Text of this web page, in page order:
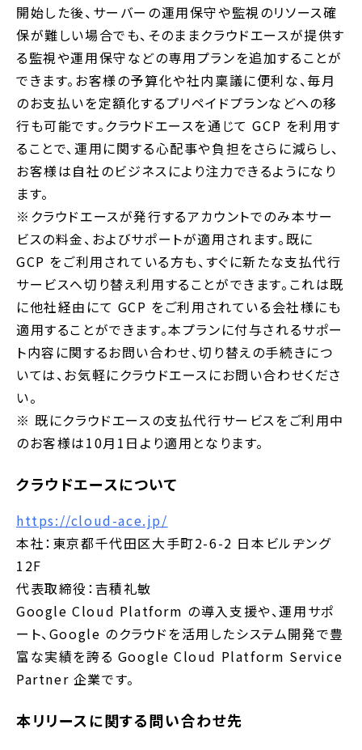
開始した後、サーバーの運用保守や監視のリソース確
保が難しい場合でも、そのままクラウドエースが提供す
る監視や運用保守などの専用プランを追加することが
できます。お客様の予算化や社内稟議に便利な、毎月
のお支払いを定額化するプリペイドプランなどへの移
行も可能です。クラウドエースを通じて GCP を利用す
ることで、運用に関する心配事や負担をさらに減らし、
お客様は自社のビジネスにより注力できるようになり
ます。
※クラウドエースが発行するアカウントでのみ本サー
ビスの料金、およびサポートが適用されます。既に
GCP をご利用されている方も、すぐに新たな支払代行
サービスへ切り替え利用することができます。これは既
に他社経由にて GCP をご利用されている会社様にも
適用することができます。本プランに付与されるサポー
ト内容に関するお問い合わせ、切り替えの手続きにつ
いては、お気軽にクラウドエースにお問い合わせくださ
い。
※ 既にクラウドエースの支払代行サービスをご利用中
のお客様は10月1日より適用となります。
クラウドエースについて
https://cloud-ace.jp/
本社：東京都千代田区大手町2-6-2 日本ビルヂング
12F
代表取締役：吉積礼敏
Google Cloud Platform の導入支援や、運用サポ
ート、Google のクラウドを活用したシステム開発で豊
富な実績を誇る Google Cloud Platform Service
Partner 企業です。
本リリースに関する問い合わせ先